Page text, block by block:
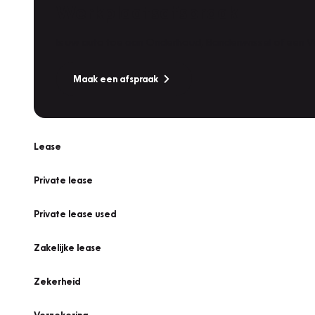
Maak een afspraak
Lease
Private lease
Private lease used
Zakelijke lease
Zekerheid